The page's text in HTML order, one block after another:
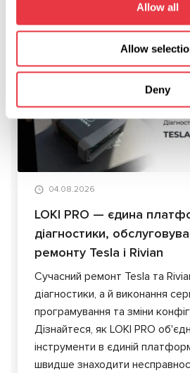
Allow all
Allow
Deny
АКТУАЛЬНІ
СТАТТІ
04.08.2026
LOKI PRO — єдина
діагностики,
ремонту Tesla і Rivian
Сучасний ремонт Tesla та
діагностики, а й виконання
програмування та зміни
Дізнайтеся, як LOKI PRO
інструменти в єдиній
швидше знаходити